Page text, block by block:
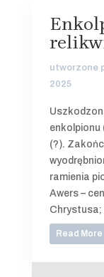
utworzone
2025
enkolpionu
(?).
ramienia
Awers –
Chrystusa;
Read More